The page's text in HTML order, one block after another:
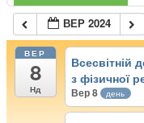
ВЕР 2024
ВЕР
8
Нд
Всесвітній
з фізичної
Вер 8 день